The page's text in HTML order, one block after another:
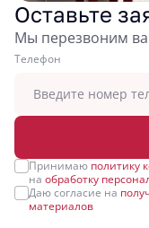
Оставьте
Мы перезвоним
Tелефон
Принимаю политику
на обработку
Даю согласие на
материалов